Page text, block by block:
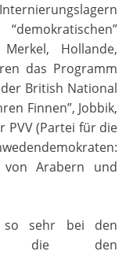
Hollande,
das Programm
British National
Finnen”, Jobbik,
PVV (Partei für die
Arabern und
so sehr bei den
die den